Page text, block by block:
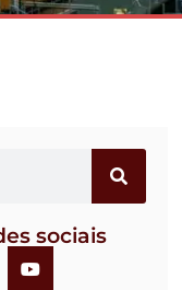
sociais